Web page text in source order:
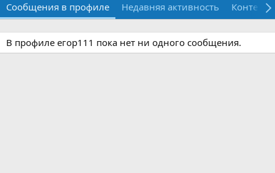
Сообщения в профиле Недавняя активность Контент
В профиле егор111 пока нет ни одного сообщения.